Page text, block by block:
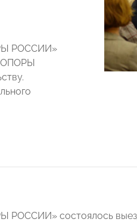
РОССИИ»
РОССИИ» состоялось